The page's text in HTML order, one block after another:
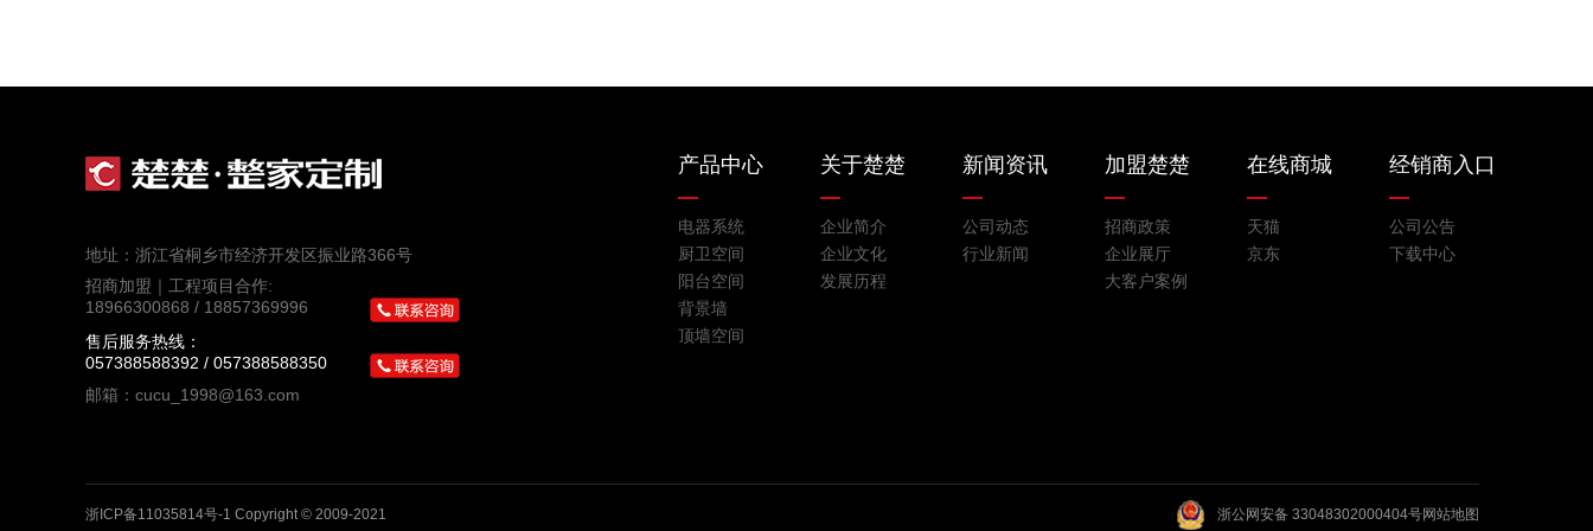
地址：浙江省桐乡市经济开发区振业路366号
招商加盟｜工程项目合作:
18966300868 / 18857369996
售后服务热线：
057388588392 / 057388588350
邮箱：cucu_1998@163.com
产品中心
电器系统
厨卫空间
阳台空间
背景墙
顶墙空间
关于楚楚
企业简介
企业文化
发展历程
新闻资讯
公司动态
行业新闻
加盟楚楚
招商政策
企业展厅
大客户案例
在线商城
天猫
京东
经销商入口
公司公告
下载中心
浙ICP备11035814号-1 Copyright © 2009-2021 浙公网安备 33048302000404号网站地图